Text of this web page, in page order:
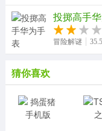
投掷高手
冒险解谜
猜你喜欢